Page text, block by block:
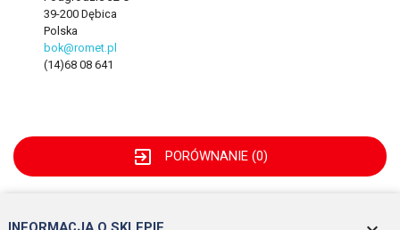
39-200 Dębica
Polska
bok@romet.pl
(14)68 08 641
exit_to_app PORÓWNANIE (0)